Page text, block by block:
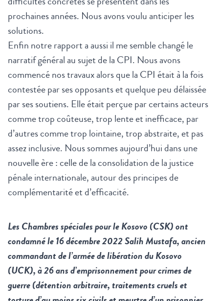
prochaines années. Nous avons voulu anticiper les
solutions.
Enfin notre rapport a aussi il me semble changé le
narratif général au sujet de la CPI. Nous avons
commencé nos travaux alors que la CPI était à la fois
contestée par ses opposants et quelque peu délaissée
par ses soutiens. Elle était perçue par certains acteurs
comme trop coûteuse, trop lente et inefficace, par
d’autres comme trop lointaine, trop abstraite, et pas
assez inclusive. Nous sommes aujourd’hui dans une
nouvelle ère : celle de la consolidation de la justice
pénale internationale, autour des principes de
complémentarité et d’efficacité.
Les Chambres spéciales pour le Kosovo (CSK) ont
condamné le 16 décembre 2022 Salih Mustafa, ancien
commandant de l’armée de libération du Kosovo
(UCK), à 26 ans d’emprisonnement pour crimes de
guerre (détention arbitraire, traitements cruels et